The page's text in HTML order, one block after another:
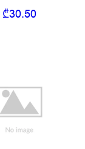
₾30.50